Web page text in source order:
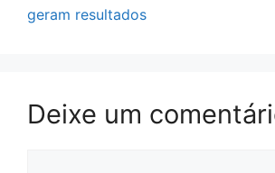
geram resultados
Deixe um